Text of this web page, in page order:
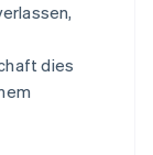
dies